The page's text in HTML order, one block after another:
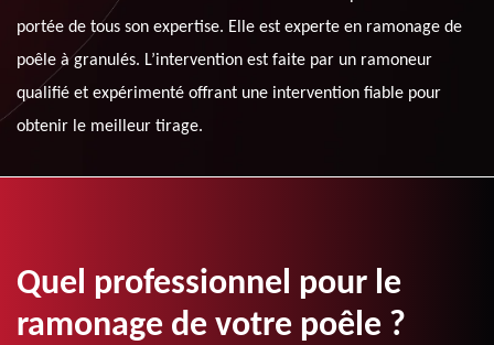
portée de tous son expertise. Elle est experte en ramonage de
poêle à granulés. L’intervention est faite par un ramoneur
qualifié et expérimenté offrant une intervention fiable pour
obtenir le meilleur tirage.
Quel professionnel pour le
ramonage de votre poêle ?